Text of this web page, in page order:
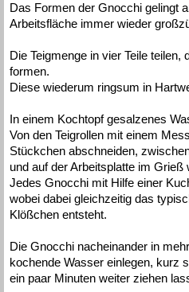
Das Formen der Gnocchi gelingt
Arbeitsfläche immer wieder
Die Teigmenge in vier Teile teilen,
formen.
Diese wiederum ringsum in
In einem Kochtopf gesalzenes
Von den Teigrollen mit einem
Stückchen abschneiden,
und auf der Arbeitsplatte im Grieß
Jedes Gnocchi mit Hilfe einer
wobei dabei gleichzeitig das
Klößchen entsteht.
Die Gnocchi nacheinander in
kochende Wasser einlegen, kurz
ein paar Minuten weiter ziehen